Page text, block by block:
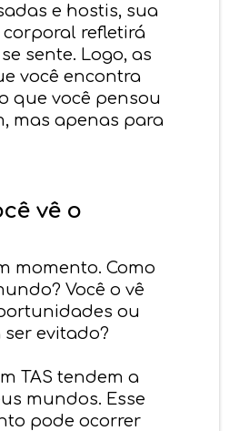
e hostis, sua
refletirá
sente. Logo, as
você encontra
que você pensou
mas apenas para
vê o
momento. Como
Você o vê
ou
evitado?
TAS tendem a
mundos. Esse
pode ocorrer